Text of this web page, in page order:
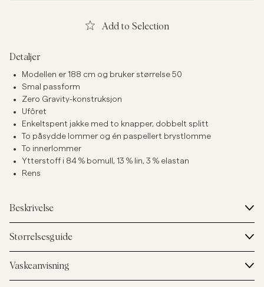
Add to Selection
Detaljer
Modellen er 188 cm og bruker størrelse 50
Smal passform
Zero Gravity-konstruksjon
Ufôret
Enkeltspent jakke med to knapper, dobbelt splitt
To påsydde lommer og én paspellert brystlomme
To innerlommer
Ytterstoff i 84 % bomull, 13 % lin, 3 % elastan
Rens
Beskrivelse
Størrelsesguide
Vaskeanvisning